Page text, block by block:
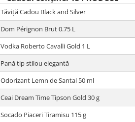
Tăviță Cadou Black and Silver
Dom Pérignon Brut 0.75 L
Vodka Roberto Cavalli Gold 1 L
Pană tip stilou elegantă
Odorizant Lemn de Santal 50 ml
Ceai Dream Time Tipson Gold 30 g
Socado Piaceri Tiramisu 115 g